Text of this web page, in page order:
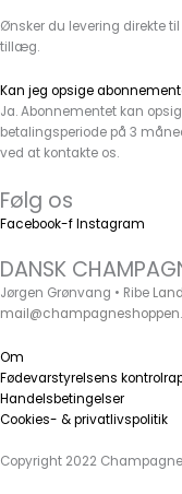
Ønsker du levering direkte
tillæg.
Kan jeg opsige
Ja. Abonnementet kan
betalingsperiode på 3
ved at kontakte os.
Følg os
Facebook-fInstagram
DANSK
Jørgen Grønvang • Ribe
Om
Fødevarstyrelsens
Handelsbetingelser
Cookies- & privatlivspolitik
Copyright 2022